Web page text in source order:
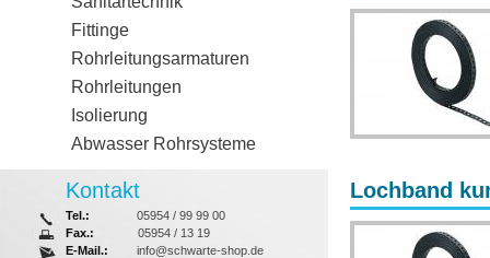
Lochband
Fittinge
Rohrleitungsarmaturen
Rohrleitungen
Isolierung
Abwasser Rohrsysteme
Kontakt
Tel.:
05954 / 99 99 00
Fax.:
05954 / 13 19
E-Mail.:
info@schwarte-shop.de